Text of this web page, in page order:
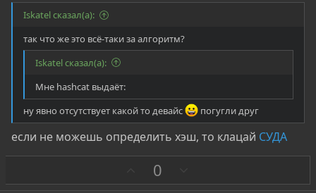
Iskatel сказал(а):
так что же это всё-таки за алгоритм?
Iskatel сказал(а):
Мне hashcat выдаёт:
ну явно отсутствует какой то девайс
погугли друг
если не можешь определить хэш, то клацай СУДА
а
0
р